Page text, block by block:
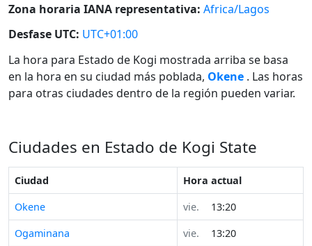
Zona horaria IANA representativa: Africa/Lagos
Desfase UTC: UTC+01:00
La hora para Estado de Kogi mostrada arriba se basa
en la hora en su ciudad más poblada, Okene . Las horas
para otras ciudades dentro de la región pueden variar.
Ciudades en Estado de Kogi State
Ciudad
Hora actual
Okene
vie.
13:20
Ogaminana
vie.
13:20